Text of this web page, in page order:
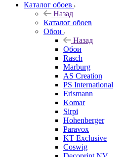
Каталог обоев
Назад
Каталог обоев
Обои
Назад
Обои
Rasch
Marburg
AS Creation
PS International
Erismann
Komar
Sirpi
Hohenberger
Paravox
KT Exclusive
Coswig